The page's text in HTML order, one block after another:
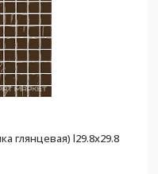
Темари дымчатый темный (мозаика глянцевая) l29.8х29.8